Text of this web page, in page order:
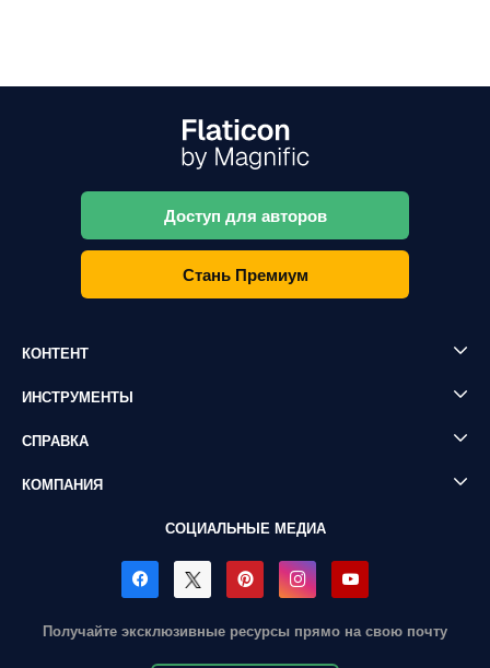
Доступ для авторов
Стань Премиум
КОНТЕНТ
ИНСТРУМЕНТЫ
СПРАВКА
КОМПАНИЯ
СОЦИАЛЬНЫЕ МЕДИА
Получайте эксклюзивные ресурсы прямо на свою почту